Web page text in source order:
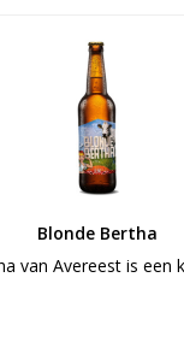
Blonde Bertha
van Avereest is een